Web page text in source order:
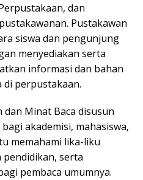
dan
Pustakawan
siswa dan pengunjung
menyediakan serta
informasi dan bahan
di perpustakaan.
Minat Baca disusun
akademisi, mahasiswa,
memahami lika-liku
serta
pembaca umumnya.